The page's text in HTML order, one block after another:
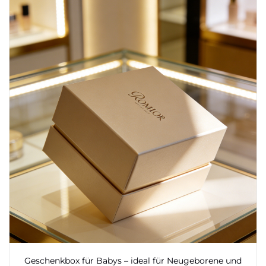
Geschenkbox für Babys – ideal für Neugeborene und